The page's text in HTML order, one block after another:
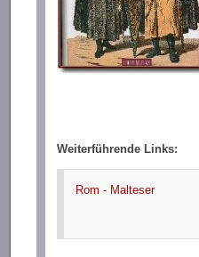
Weiterführende Links:
Rom - Malteser